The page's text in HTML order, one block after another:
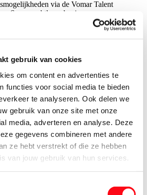
gebruik van cookies
om content en advertenties te
functies voor social media te bieden
te analyseren. Ook delen we
gebruik van onze site met onze
media, adverteren en analyse. Deze
gegevens combineren met andere
ze hebt verstrekt of die ze hebben
van jouw gebruik van hun services.
via de Vomar Talent
Supermarktleerrekening
3/4- werk- en denkniveau
tussen de 13 en 40 uur per week
in het weekend, vroege ochtend en/of